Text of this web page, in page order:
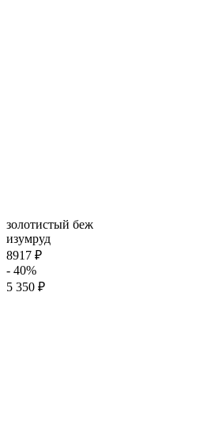
золотистый беж
изумруд
8917 ₽
- 40%
5 350 ₽